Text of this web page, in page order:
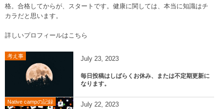
格。合格してからが、スタートです。健康に関しては、本当に知識はチ
カラだと思います。
詳しいプロフィールはこちら
考え事 July 23, 2023
毎日投稿はしばらくお休み、または不定期更新に
なります。
Native campの記録 July 22, 2023